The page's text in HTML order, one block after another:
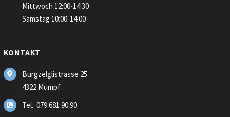
Mittwoch 12:00-14:30
Samstag 10:00-14:00
KONTAKT
Burgzelglistrasse 25
4322 Mumpf
Tel.: 079 681 90 90